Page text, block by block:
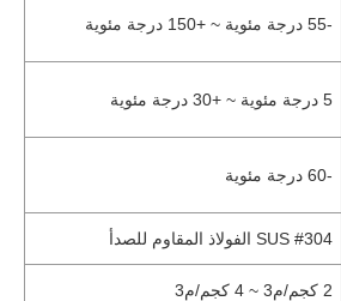
-55 درجة مئوية ~ +150 درجة مئوية
5 درجة مئوية ~ +30 درجة مئوية
-60 درجة مئوية
SUS #304 الفولاذ المقاوم للصدأ
2 كجم/م3 ~ 4 كجم/م3